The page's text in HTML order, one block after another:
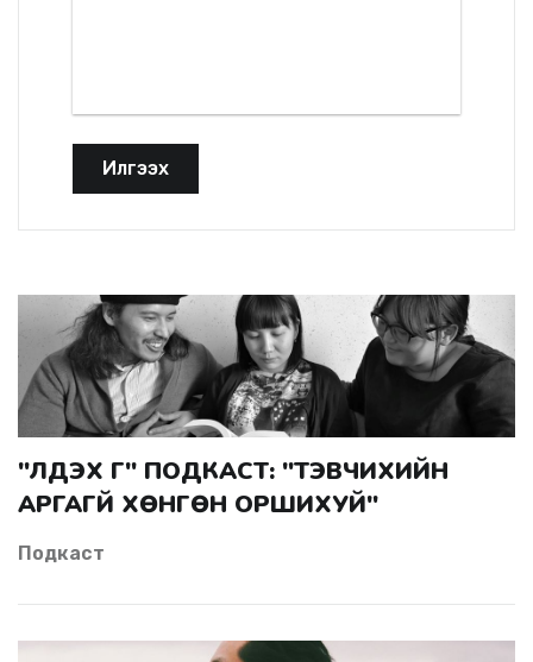
Илгээх
"ҮЛДЭХ ҮГ" ПОДКАСТ: "ТЭВЧИХИЙН
АРГАГҮЙ ХӨНГӨН ОРШИХУЙ"
Подкаст